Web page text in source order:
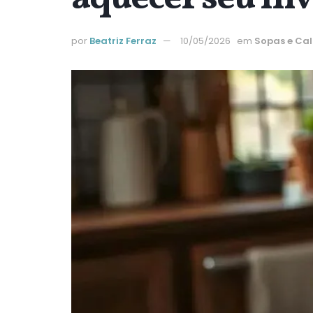
por Beatriz Ferraz 10/05/2026 em Sopas e